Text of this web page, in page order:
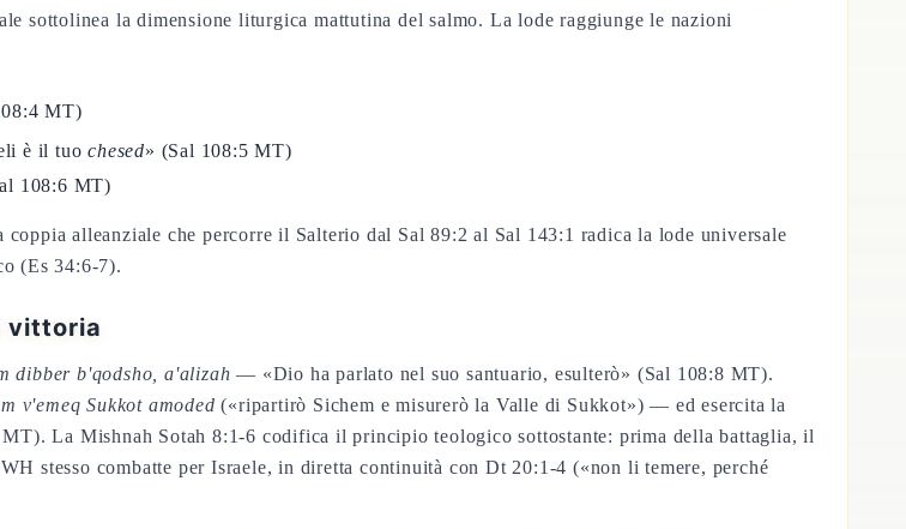
sottolinea la dimensione liturgica mattutina del salmo. La lode raggiunge le nazioni
MT)
è il tuochesed» (Sal 108:5 MT)
108:6 MT)
(Es 34:6-7).
vittoria
dibber b'qodsho, a'alizah — «Dio ha parlato nel suo santuario, esulterò» (Sal 108:8 MT).
v'emeq Sukkot amoded («ripartirò Sichem e misurerò la Valle di Sukkot») — ed esercita la
La Mishnah Sotah 8:1-6 codifica il principio teologico sottostante: prima della battaglia, il